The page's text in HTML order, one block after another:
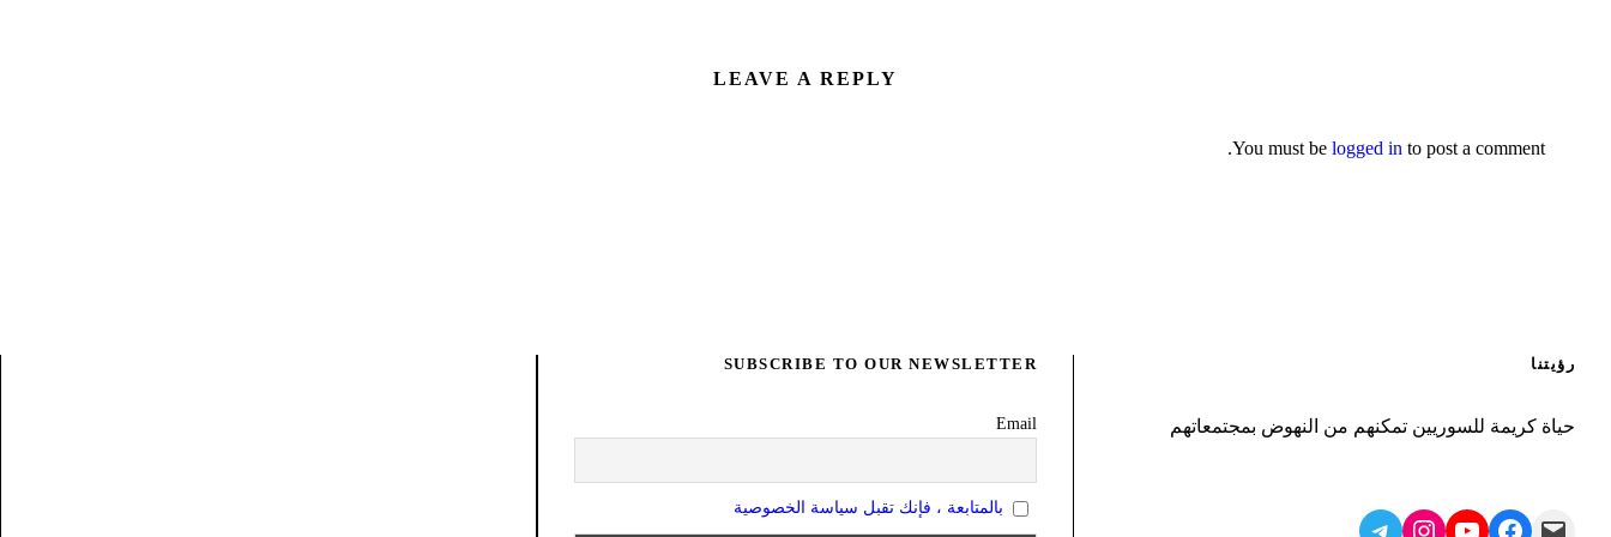
LEAVE A REPLY
You must be logged in to post a comment.
رؤيتنا
حياة كريمة للسوريين تمكنهم من النهوض بمجتمعاتهم
Mail
Facebook
YouTube
Instagram
Telegram
SUBSCRIBE TO OUR NEWSLETTER
Email
بالمتابعة ، فإنك تقبل سياسة الخصوصية